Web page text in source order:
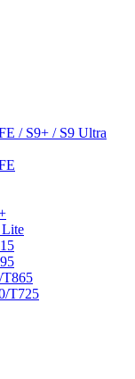
/ S9+ / S9 Ultra
T865
T725